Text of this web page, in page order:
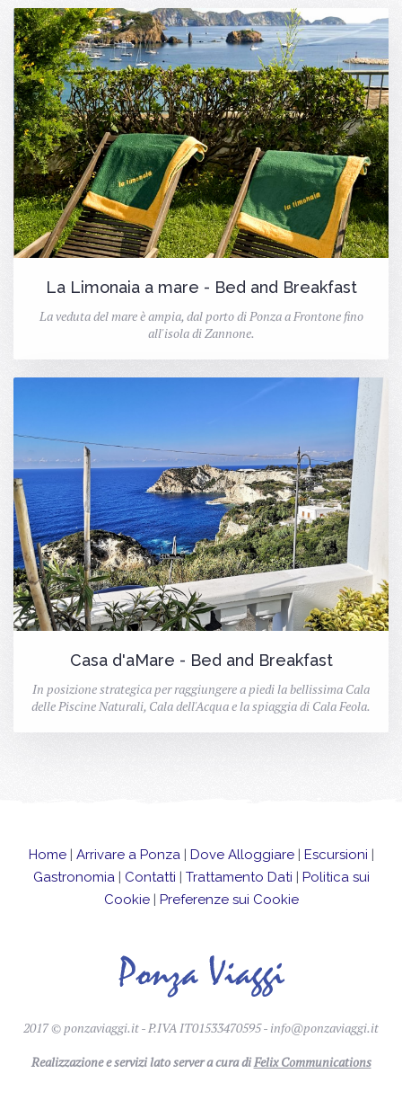
La Limonaia a mare - Bed and Breakfast
La veduta del mare è ampia, dal porto di Ponza a Frontone fino
all'isola di Zannone.
Casa d'aMare - Bed and Breakfast
In posizione strategica per raggiungere a piedi la bellissima Cala
delle Piscine Naturali, Cala dell'Acqua e la spiaggia di Cala Feola.
Home| Arrivare a Ponza | Dove Alloggiare| Escursioni |
Gastronomia | Contatti | Trattamento Dati | Politica sui
Cookie| Preferenze sui Cookie
2017 © ponzaviaggi.it - P.IVA IT01533470595 - info@ponzaviaggi.it
Realizzazione e servizi lato server a cura diFelix Communications